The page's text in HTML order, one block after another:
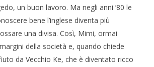
un buon lavoro. Ma negli anni ’80 le
bene l’inglese diventa più
una divisa. Così, Mimi, ormai
della società e, quando chiede
da Vecchio Ke, che è diventato ricco